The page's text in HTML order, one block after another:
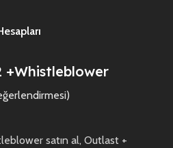
+Whistleblower
satın al, Outlast +